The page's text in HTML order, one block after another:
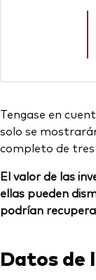
Tengase en
solo se
completo de tres
El valor de las
ellas pueden
podrían
Datos de